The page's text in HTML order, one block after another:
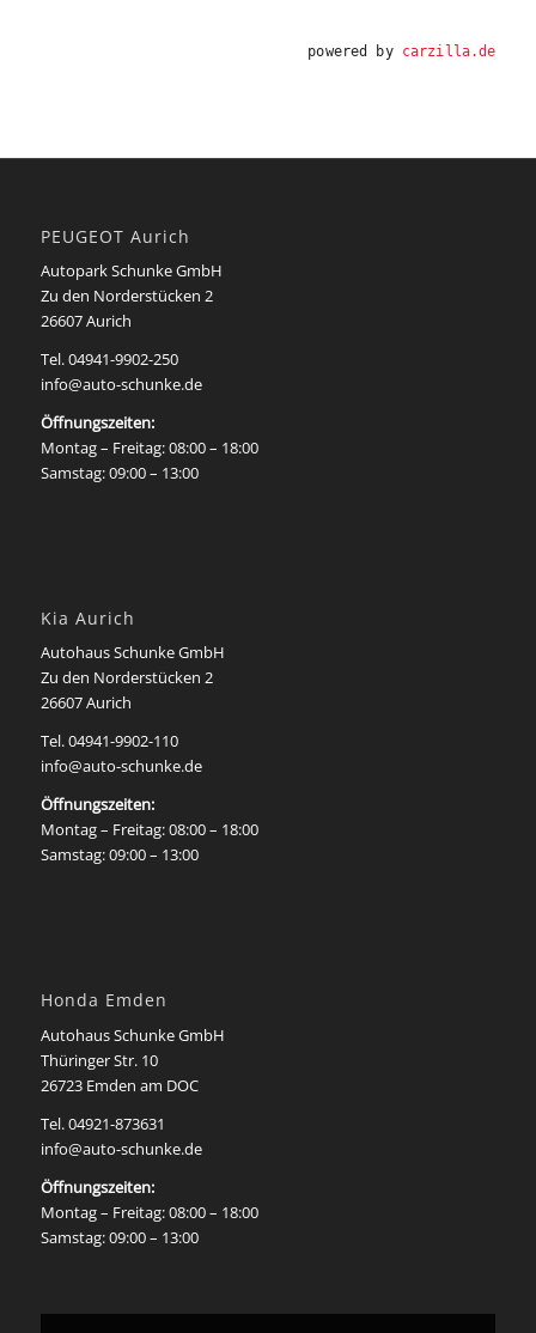
powered by carzilla.de
PEUGEOT Aurich
Autopark Schunke GmbH
Zu den Norderstücken 2
26607 Aurich
Tel.04941-9902-250
info@auto-schunke.de
Öffnungszeiten:
Montag – Freitag: 08:00 – 18:00
Samstag: 09:00 – 13:00
Kia Aurich
Autohaus Schunke GmbH
Zu den Norderstücken 2
26607 Aurich
Tel. 04941-9902-110
info@auto-schunke.de
Öffnungszeiten:
Montag – Freitag: 08:00 – 18:00
Samstag: 09:00 – 13:00
Honda Emden
Autohaus Schunke GmbH
Thüringer Str. 10
26723 Emden am DOC
Tel. 04921-873631
info@auto-schunke.de
Öffnungszeiten:
Montag – Freitag: 08:00 – 18:00
Samstag: 09:00 – 13:00